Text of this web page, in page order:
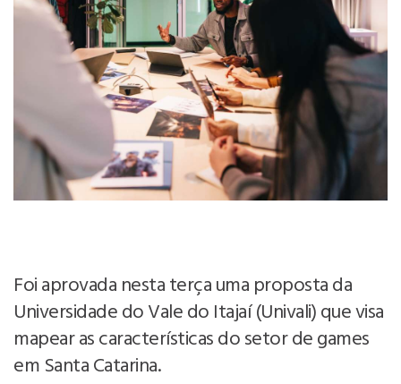
Foi aprovada nesta terça uma proposta da
Universidade do Vale do Itajaí (Univali) que visa
mapear as características do setor de games
em Santa Catarina.